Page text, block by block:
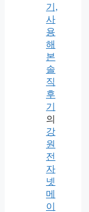
기,
사
용
해
본
솔
직
후
기
의
강
원
전
자
넷
메
이